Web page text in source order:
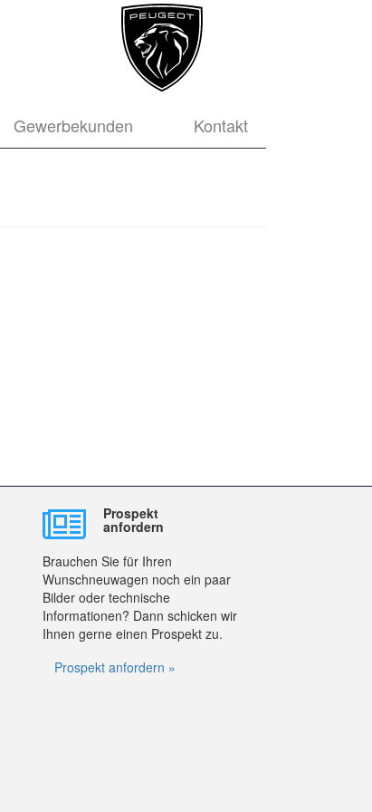
Gewerbekunden Kontakt
Prospekt
anfordern
Brauchen Sie für Ihren
Wunschneuwagen noch ein paar
Bilder oder technische
Informationen? Dann schicken wir
Ihnen gerne einen Prospekt zu.
Prospekt anfordern »